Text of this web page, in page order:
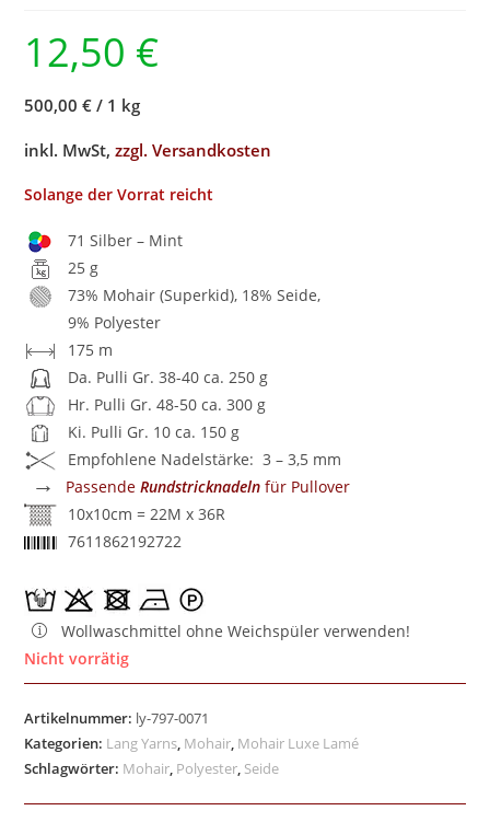
12,50 €
500,00 € / 1 kg
inkl. MwSt,zzgl. Versandkosten
Solange der Vorrat reicht
71 Silber – Mint
25 g
73% Mohair (Superkid), 18% Seide,
9% Polyester
175 m
Da. Pulli Gr. 38-40 ca. 250 g
Hr. Pulli Gr. 48-50 ca. 300 g
Ki. Pulli Gr. 10 ca. 150 g
Empfohlene Nadelstärke: 3 – 3,5 mm
→ PassendeRundstricknadeln für Pullover
10x10cm = 22M x 36R
7611862192722
Wollwaschmittel ohne Weichspüler verwenden!
Nicht vorrätig
Artikelnummer: ly-797-0071
Kategorien: Lang Yarns Mohair Mohair Luxe Lamé
Schlagwörter: Mohair Polyester Seide